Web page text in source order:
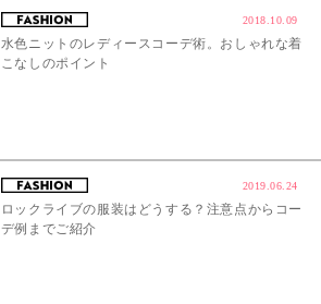
2018.10.09
水色ニットのレディースコーデ術。おしゃれな着
こなしのポイント
2019.06.24
ロックライブの服装はどうする？注意点からコー
デ例までご紹介